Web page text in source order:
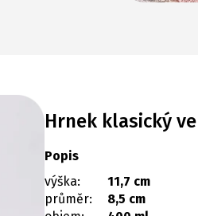
Hrnek klasický
Popis
výška:
11,7 cm
průměr:
8,5 cm